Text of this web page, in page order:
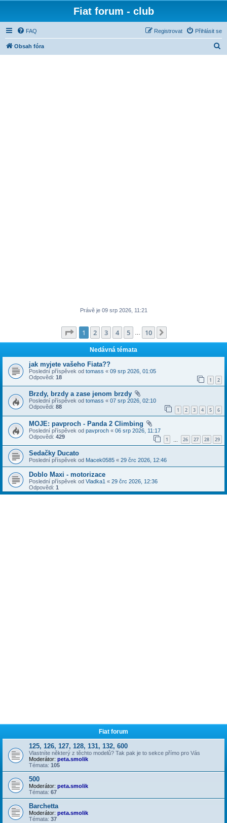
Fiat forum - club
FAQ Přihlásit se
Registrovat
Obsah fóra
Právě je 09 srp 2026, 11:21
Stránka z 10
1 2 3 4 5 10
Nedávná témata
jak myjete vašeho Fiata??
Poslední příspěvek od tomass « 09 srp 2026, 01:05
Odpovědi: 18 1 2
Brzdy, brzdy a zase jenom brzdy
Poslední příspěvek od tomass « 07 srp 2026, 02:10
Odpovědi: 88 1 2 3 4 5 6
MOJE: pavproch - Panda 2 Climbing
Poslední příspěvek od pavproch « 06 srp 2026, 11:17
Odpovědi: 429 1 26 27 28 29
Sedačky Ducato
Poslední příspěvek od Macek0585 « 29 črc 2026, 12:46
Doblo Maxi - motorizace
Poslední příspěvek od Vladka1 « 29 črc 2026, 12:36
Odpovědi: 1
Fiat forum
125, 126, 127, 128, 131, 132, 600
Vlastníte některý z těchto modelů? Tak pak je to sekce přímo pro Vás
Moderátor: peta.smolik
Témata: 105
500
Moderátor: peta.smolik
Témata: 67
Barchetta
Moderátor: peta.smolik
Témata: 37